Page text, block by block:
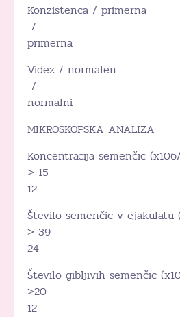
Konzistenca / primerna
/
primerna
Videz / normalen
/
normalni
MIKROSKOPSKA ANALIZA
Koncentracija semenčic
> 15
12
Število semenčic v ejakulatu
> 39
24
Število gibljivih semenčic
>20
12